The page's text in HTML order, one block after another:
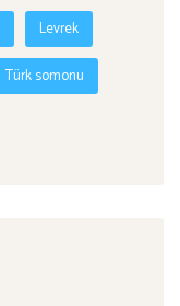
Levrek
Türk somonu